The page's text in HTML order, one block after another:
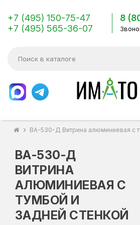
+7 (495) 150-75-47
+7 (495) 565-36-07
8
chevron_right ВА-530-Д Витрина алюминиевая с
ВА-530-Д
ВИТРИНА
АЛЮМИНИЕВАЯ С
ТУМБОЙ И
ЗАДНЕЙ СТЕНКОЙ